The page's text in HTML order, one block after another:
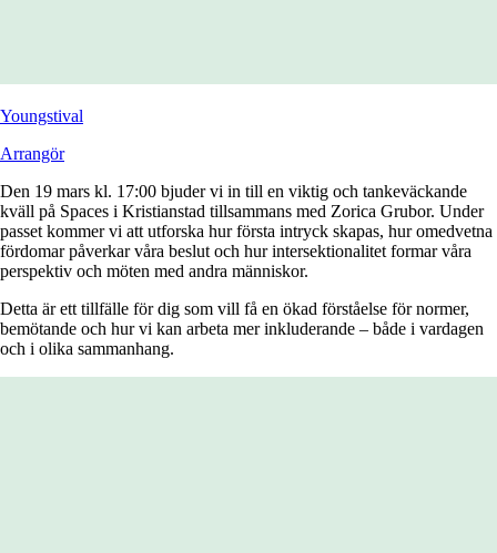
Youngstival
Arrangör
Den 19 mars kl. 17:00 bjuder vi in till en viktig och tankeväckande
kväll på Spaces i Kristianstad tillsammans med Zorica Grubor. Under
passet kommer vi att utforska hur första intryck skapas, hur omedvetna
fördomar påverkar våra beslut och hur intersektionalitet formar våra
perspektiv och möten med andra människor.
Detta är ett tillfälle för dig som vill få en ökad förståelse för normer,
bemötande och hur vi kan arbeta mer inkluderande – både i vardagen
och i olika sammanhang.